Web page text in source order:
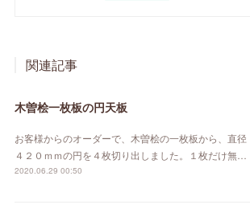
関連記事
木曽桧一枚板の円天板
お客様からのオーダーで、木曽桧の一枚板から、直径
４２０ｍｍの円を４枚切り出しました。１枚だけ無…
2020.06.29 00:50